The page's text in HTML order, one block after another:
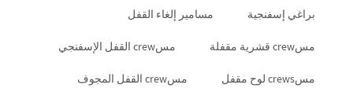
براغي إسفنجية مسامير إلغاء القفل
مسcrew قشرية مقفلة مسcrew القفل الإسفنجي
مسcrews لوح مقفل مسcrew القفل المجوف